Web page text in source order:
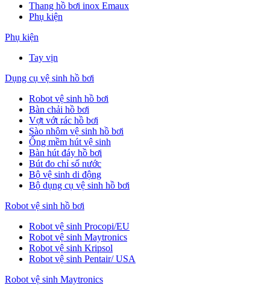
Thang hồ bơi inox Emaux
Phụ kiện
Phụ kiện
Tay vịn
Dụng cụ vệ sinh hồ bơi
Robot vệ sinh hồ bơi
Bàn chải hồ bơi
Vợt vớt rác hồ bơi
Sào nhôm vệ sinh hồ bơi
Ống mềm hút vệ sinh
Bàn hút đáy hồ bơi
Bút đo chỉ số nước
Bộ vệ sinh di động
Bộ dụng cụ vệ sinh hồ bơi
Robot vệ sinh hồ bơi
Robot vệ sinh Procopi/EU
Robot vệ sinh Maytronics
Robot vệ sinh Kripsol
Robot vệ sinh Pentair/ USA
Robot vệ sinh Maytronics